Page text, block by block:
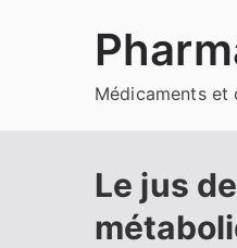
Médicaments et
Le jus